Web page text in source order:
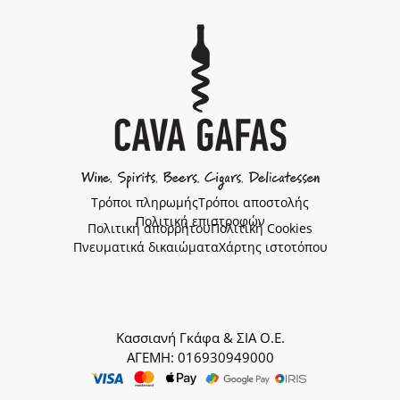
Τρόποι πληρωμήςΤρόποι αποστολής
Πολιτική επιστροφών
Πολιτική απορρήτουΠολιτική Cookies
Πνευματικά δικαιώματαΧάρτης ιστοτόπου
Κασσιανή Γκάφα & ΣΙΑ Ο.Ε.
ΑΓΕΜΗ: 016930949000